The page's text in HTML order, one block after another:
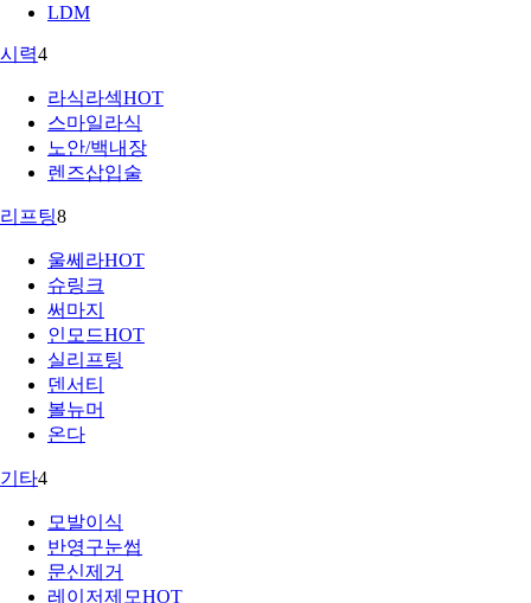
LDM
시력4
라식라섹HOT
스마일라식
노안/백내장
렌즈삽입술
리프팅8
울쎄라HOT
슈링크
써마지
인모드HOT
실리프팅
덴서티
볼뉴머
온다
기타4
모발이식
반영구눈썹
문신제거
레이저제모HOT